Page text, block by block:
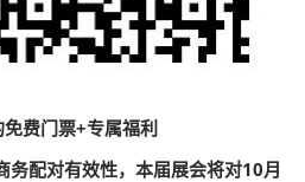
费门票+专属福利
配对有效性，本届展会将对10月